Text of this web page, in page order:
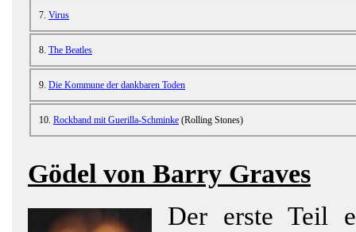
7. Virus
8. The Beatles
9. Die Kommune der dankbaren Toden
10. Rockband mit Guerilla-Schminke (Rolling Stones)
Gödel von Barry Graves
Der erste Teil